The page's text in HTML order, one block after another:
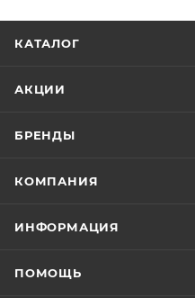
счете после проверки
оплата выставленного
КАТАЛОГ
АКЦИИ
БРЕНДЫ
КОМПАНИЯ
ИНФОРМАЦИЯ
ПОМОЩЬ